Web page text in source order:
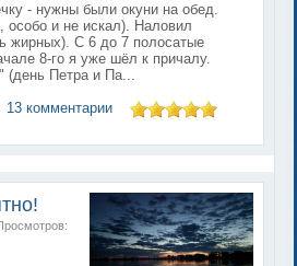
- нужны были окуни на обед.
особо и не искал). Наловил
жирных). С 6 до 7 полосатые
8-го я уже шёл к причалу.
(день Петра и Па...
13 комментарии